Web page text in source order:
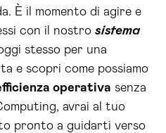
È il momento di agire e
con il nostro sistema
stesso per una
e scopri come possiamo
operativa senza
avrai al tuo
pronto a guidarti verso